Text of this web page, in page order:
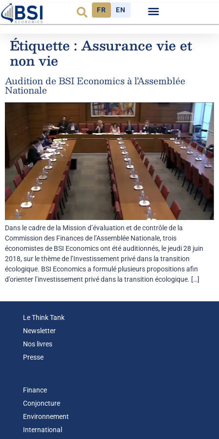
FR EN
Étiquette : Assurance vie et
non vie
Audition de BSI Economics à l’Assemblée
Nationale
Dans le cadre de la Mission d’évaluation et de contrôle de la
Commission des Finances de l’Assemblée Nationale, trois
économistes de BSI Economics ont été auditionnés, le jeudi 28 juin
2018, sur le thème de l’Investissement privé dans la transition
écologique. BSI Economics a formulé plusieurs propositions afin
d’orienter l’investissement privé dans la transition écologique. […]
Le Think Tank
Newsletter
Nos livres
Presse
Finance
Conjoncture
Environnement
International